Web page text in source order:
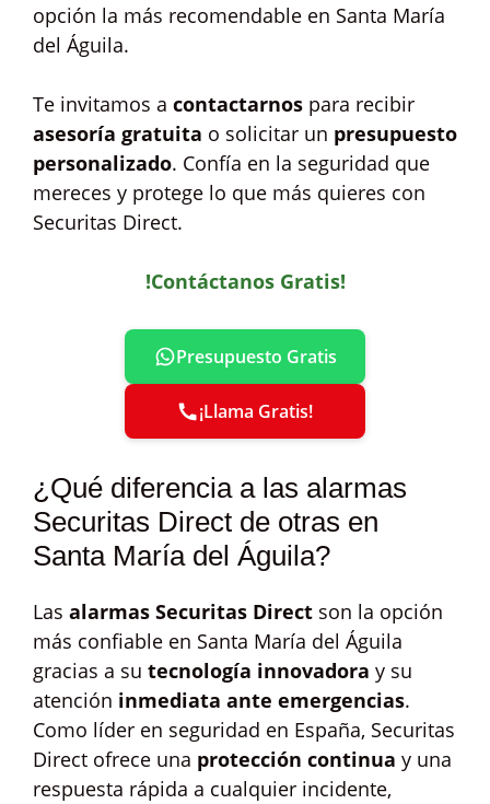
opción la más recomendable en Santa María
del Águila.
Te invitamos a contactarnos para recibir
asesoría gratuita o solicitar un presupuesto
personalizado. Confía en la seguridad que
mereces y protege lo que más quieres con
Securitas Direct.
!Contáctanos Gratis!
Presupuesto Gratis
¡Llama Gratis!
¿Qué diferencia a las alarmas
Securitas Direct de otras en
Santa María del Águila?
Las alarmas Securitas Direct son la opción
más confiable en Santa María del Águila
gracias a su tecnología innovadora y su
atención inmediata ante emergencias.
Como líder en seguridad en España, Securitas
Direct ofrece una protección continua y una
respuesta rápida a cualquier incidente,